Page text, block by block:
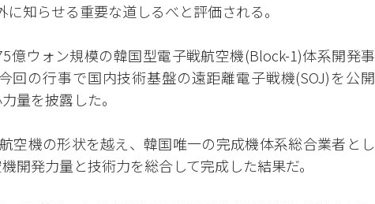
知らせる重要な道しるべと評価される。
億ウォン規模の韓国型電子戦航空機(Block-1)体系開発事
回の行事で国内技術基盤の遠距離電子戦機(SOJ)を公開
量を披露した。
空機の形状を越え、韓国唯一の完成機体系総合業者とし
開発力量と技術力を総合して完成した結果だ。